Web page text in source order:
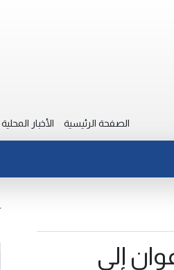
الصفحة الرئيسية الأخبار المحلية
إلى